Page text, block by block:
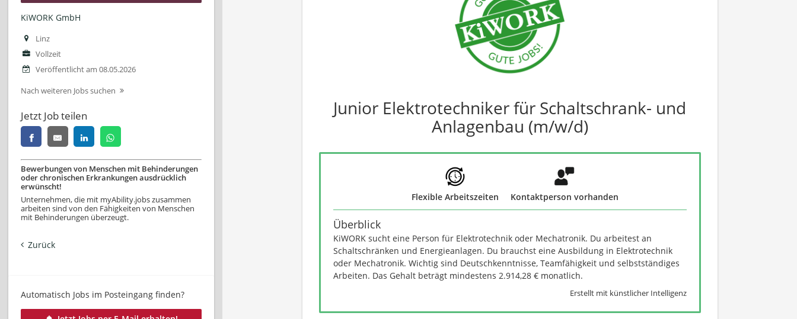
KiWORK GmbH
Linz
Vollzeit
Veröffentlicht am 08.05.2026
Nach weiteren Jobs suchen
Jetzt Job teilen
Bewerbungen von Menschen mit Behinderungen
oder chronischen Erkrankungen ausdrücklich
erwünscht!
Unternehmen, die mit myAbility.jobs zusammen
arbeiten sind von den Fähigkeiten von Menschen
mit Behinderungen überzeugt.
Zurück
Automatisch Jobs im Posteingang finden?
Junior Elektrotechniker für Schaltschrank- und
Anlagenbau (m/w/d)
Flexible Arbeitszeiten Kontaktperson vorhanden
Überblick
KiWORK sucht eine Person für Elektrotechnik oder Mechatronik. Du arbeitest an
Schaltschränken und Energieanlagen. Du brauchst eine Ausbildung in Elektrotechnik
oder Mechatronik. Wichtig sind Deutschkenntnisse, Teamfähigkeit und selbstständiges
Arbeiten. Das Gehalt beträgt mindestens 2.914,28 € monatlich.
Erstellt mit künstlicher Intelligenz